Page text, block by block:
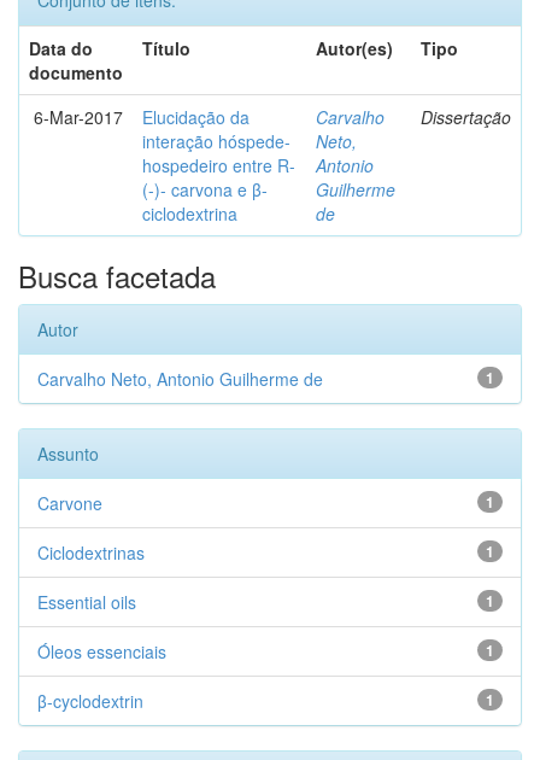
Data do
documento
Título Autor(es) Tipo
6-Mar-2017
Elucidação da
interação hóspede-
hospedeiro entre R-
(-)- carvona e β-
ciclodextrina
Carvalho
Neto,
Antonio
Guilherme
de
Dissertação
Busca facetada
Autor
1
Carvalho Neto, Antonio Guilherme de
Assunto
1
Carvone
1
Ciclodextrinas
1
Essential oils
1
Óleos essenciais
1
β-cyclodextrin